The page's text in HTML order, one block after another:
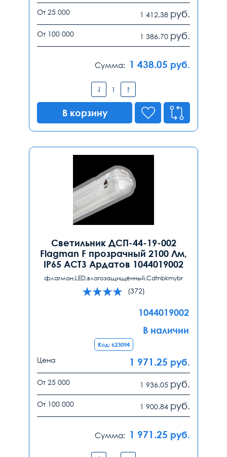
От 25 000 1 412.38 руб.
От 100 000 1 386.70 руб.
Сумма: 1 438.05 руб.
В корзину
Светильник ДСП-44-19-002
Flagman F прозрачный 2100 Лм,
IP65 АСТЗ Ардатов 1044019002
флагман,LED,влагозащищённый,Cdtnbkmybr
(372)
1044019002
В наличии
Код: 623094
Цена 1 971.25 руб.
От 25 000 1 936.05 руб.
От 100 000 1 900.84 руб.
Сумма: 1 971.25 руб.